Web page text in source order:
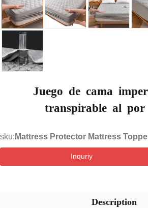
Juego de cama
transpirable al por
sku: Mattress Protector Mattress
Inquriy
Description